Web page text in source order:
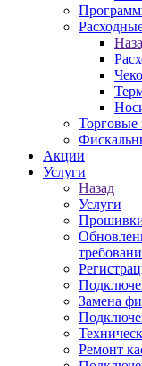
Торговые
Акции
Услуги
Назад
Услуги
Замена
Ремонт